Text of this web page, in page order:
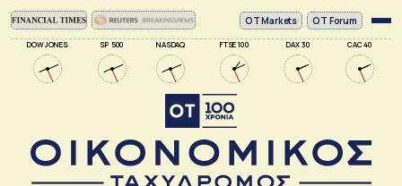
DOW JONES SP 500 NASDAQ FTSE 100 DAX 30 CAC 40
ΟΤ Markets OT Forum